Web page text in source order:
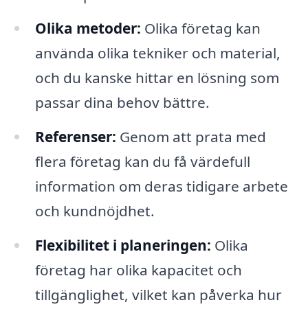
Olika metoder: Olika företag kan
använda olika tekniker och material,
och du kanske hittar en lösning som
passar dina behov bättre.
Referenser: Genom att prata med
flera företag kan du få värdefull
information om deras tidigare arbete
och kundnöjdhet.
Flexibilitet i planeringen: Olika
företag har olika kapacitet och
tillgänglighet, vilket kan påverka hur